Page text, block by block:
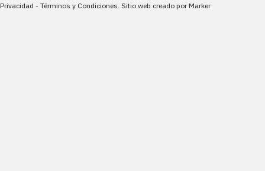
Privacidad - Términos y Condiciones Sitio web creado porMarker